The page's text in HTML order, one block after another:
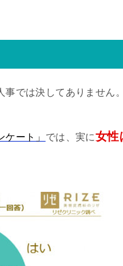
では決してありません。
ート」 では、実に女性